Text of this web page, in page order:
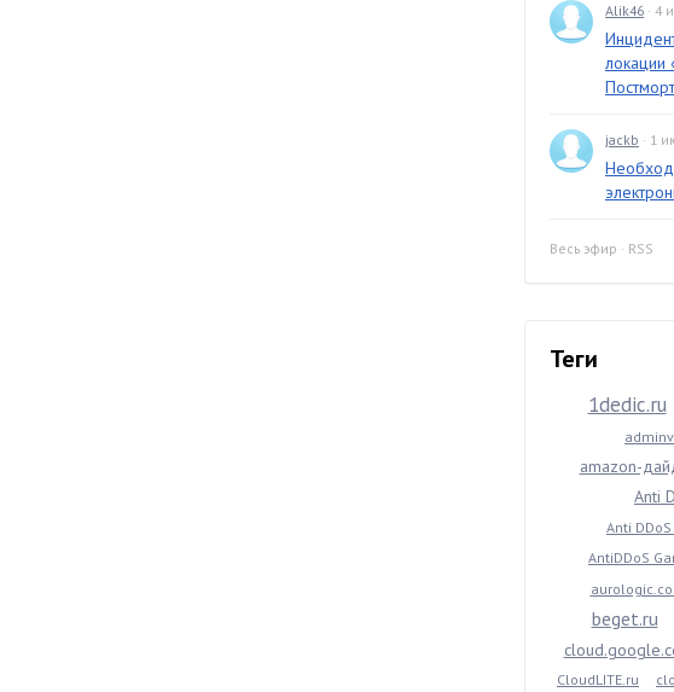
Alik46 · 4
локации
jackb · 1
Весь эфир · RSS
Теги
1dedic.ru
amazon-
Anti
Anti
AntiDDoS
beget.ru
CloudLITE.ru